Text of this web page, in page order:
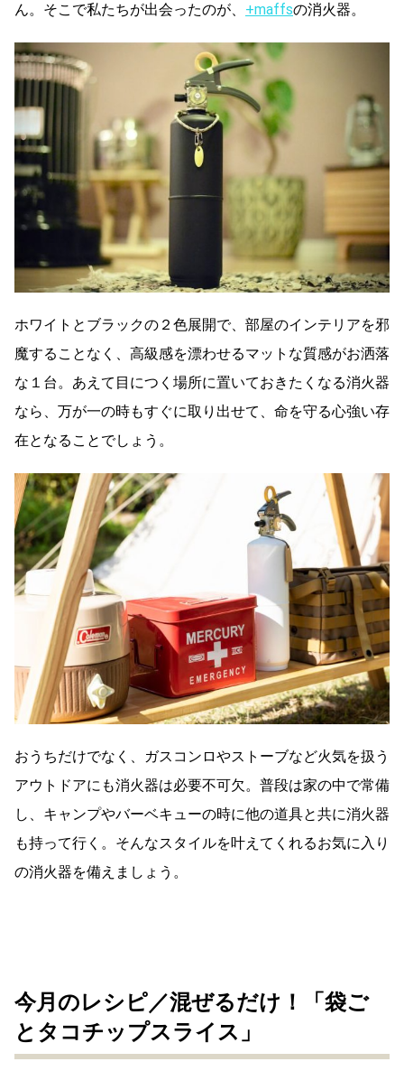
ん。そこで私たちが出会ったのが、 +maffsの消火器。
ホワイトとブラックの２色展開で、部屋のインテリアを邪
魔することなく、高級感を漂わせるマットな質感がお洒落
な１台。あえて目につく場所に置いておきたくなる消火器
なら、万が一の時もすぐに取り出せて、命を守る心強い存
在となることでしょう。
おうちだけでなく、ガスコンロやストーブなど火気を扱う
アウトドアにも消火器は必要不可欠。普段は家の中で常備
し、キャンプやバーベキューの時に他の道具と共に消火器
も持って行く。そんなスタイルを叶えてくれるお気に入り
の消火器を備えましょう。
今月のレシピ／混ぜるだけ！「袋ご
とタコチップスライス」